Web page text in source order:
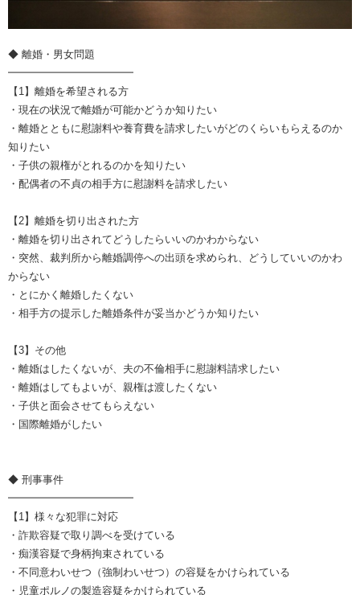
◆ 離婚・男女問題
━━━━━━━━━━━━
【1】離婚を希望される方
・現在の状況で離婚が可能かどうか知りたい
・離婚とともに慰謝料や養育費を請求したいがどのくらいもらえるのか
知りたい
・子供の親権がとれるのかを知りたい
・配偶者の不貞の相手方に慰謝料を請求したい
【2】離婚を切り出された方
・離婚を切り出されてどうしたらいいのかわからない
・突然、裁判所から離婚調停への出頭を求められ、どうしていいのかわ
からない
・とにかく離婚したくない
・相手方の提示した離婚条件が妥当かどうか知りたい
【3】その他
・離婚はしたくないが、夫の不倫相手に慰謝料請求したい
・離婚はしてもよいが、親権は渡したくない
・子供と面会させてもらえない
・国際離婚がしたい
◆ 刑事事件
━━━━━━━━━━━━
【1】様々な犯罪に対応
・詐欺容疑で取り調べを受けている
・痴漢容疑で身柄拘束されている
・不同意わいせつ（強制わいせつ）の容疑をかけられている
・児童ポルノの製造容疑をかけられている